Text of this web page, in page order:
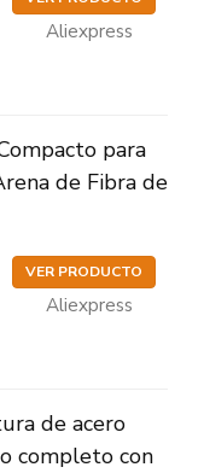
Aliexpress
para
de Fibra de
VER PRODUCTO
Aliexpress
de acero
completo con